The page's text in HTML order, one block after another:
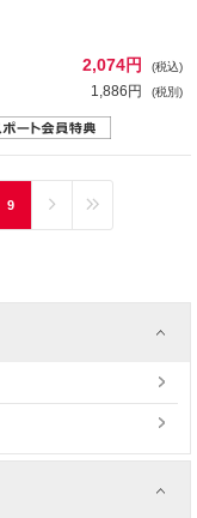
2,074円 (税込)
1,886円 (税別)
9